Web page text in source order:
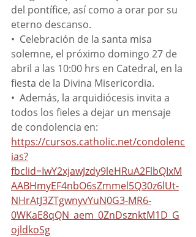
del pontífice, así como a orar por su
eterno descanso.
•⁠  ⁠Celebración de la santa misa
solemne, el próximo domingo 27 de
abril a las 10:00 hrs en Catedral, en la
fiesta de la Divina Misericordia.
•⁠  ⁠Además, la arquidiócesis invita a
todos los fieles a dejar un mensaje
de condolencia en:
https://cursos.catholic.net/condolenc
ias?
fbclid=IwY2xjawJzdy9leHRuA2FlbQIxM
AABHmyEF4nbO6sZmmel5Q30z6lUt-
NHrAtJ3ZTgwnyvYuN0G3-MR6-
0WKaE8qQN_aem_0ZnDsznktM1D_G
ojldkoSg